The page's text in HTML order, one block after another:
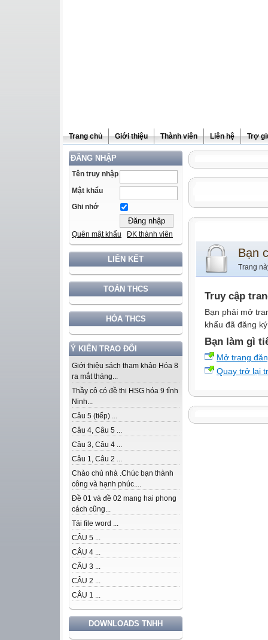
Trang chủ Giới thiệu Thành viên Liên hệ Trợ
ĐĂNG NHẬP
Tên truy nhập
Mật khẩu
Ghi nhớ
Quên mật khẩu ĐK thành viên
LIÊN KẾT
TOÁN THCS
HÓA THCS
Ý KIẾN TRAO ĐỔI
Giới thiệu sách tham khảo Hóa 8
ra mắt tháng...
Thầy cô có đề thi HSG hóa 9 tỉnh
Ninh...
Câu 5 (tiếp) ...
Câu 4, Câu 5 ...
Câu 3, Câu 4 ...
Câu 1, Câu 2 ...
Chào chủ nhà .Chúc bạn thành
công và hạnh phúc....
Đề 01 và đề 02 mang hai phong
cách cũng...
Tải file word ...
CÂU 5 ...
CÂU 4 ...
CÂU 3 ...
CÂU 2 ...
CÂU 1 ...
DOWNLOADS TNHH
Bạn
Trang
Truy cập
Bạn phải mở
khẩu đã đăng
Bạn làm gì
Mở trang
Quay trở lại